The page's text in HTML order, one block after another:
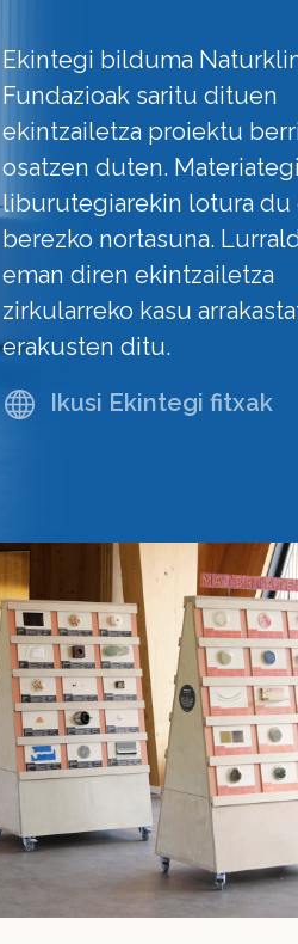
Ekintegi bilduma
Fundazioak saritu dituen
ekintzailetza proiektu
osatzen duten.
liburutegiarekin lotura du
berezko nortasuna.
eman diren ekintzailetza
zirkularreko kasu
erakusten ditu.
Ikusi Ekintegi fitxak